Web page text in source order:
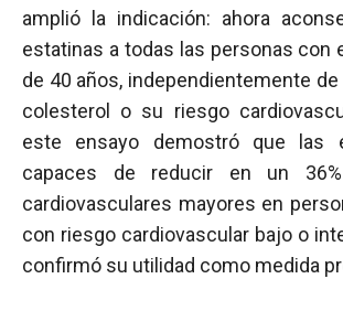
amplió la indicación: ahora
estatinas a todas las personas con
de 40 años, independientemente
colesterol o su riesgo
este ensayo demostró que las
capaces de reducir en un
cardiovasculares mayores en
con riesgo cardiovascular bajo o
confirmó su utilidad como medida